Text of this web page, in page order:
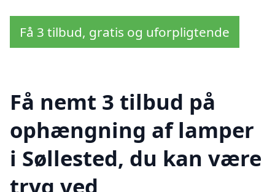
Få 3 tilbud, gratis og uforpligtende
Få nemt 3 tilbud på
ophængning af lamper
i Søllested, du kan være
tryg ved